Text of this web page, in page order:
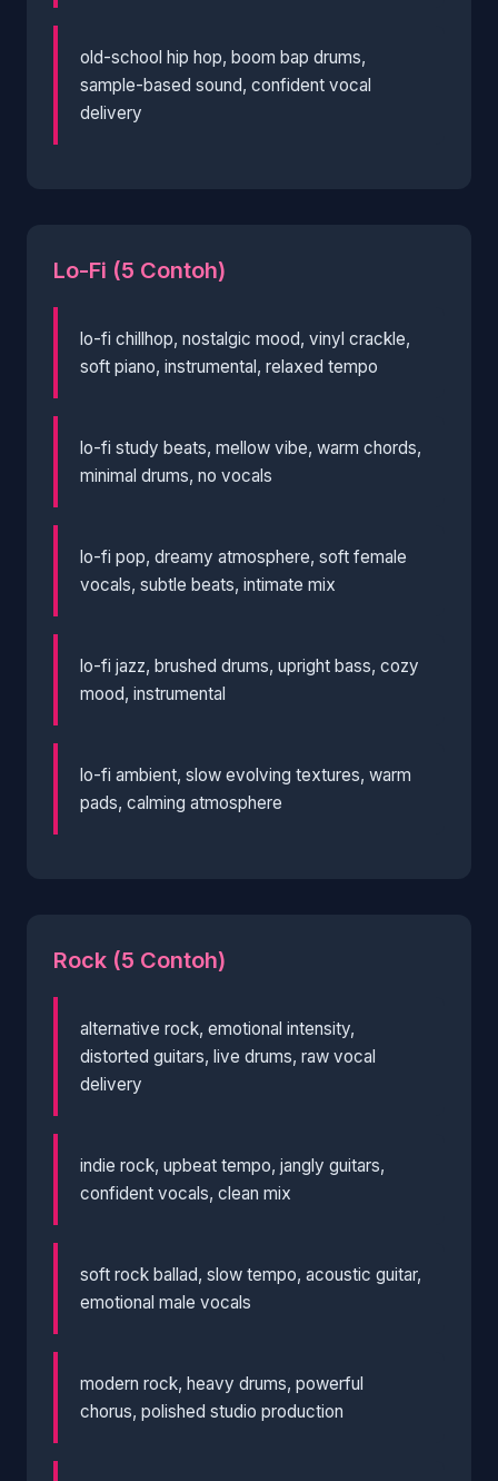
old-school hip hop, boom bap drums,
sample-based sound, confident vocal
delivery
Lo-Fi (5 Contoh)
lo-fi chillhop, nostalgic mood, vinyl crackle,
soft piano, instrumental, relaxed tempo
lo-fi study beats, mellow vibe, warm chords,
minimal drums, no vocals
lo-fi pop, dreamy atmosphere, soft female
vocals, subtle beats, intimate mix
lo-fi jazz, brushed drums, upright bass, cozy
mood, instrumental
lo-fi ambient, slow evolving textures, warm
pads, calming atmosphere
Rock (5 Contoh)
alternative rock, emotional intensity,
distorted guitars, live drums, raw vocal
delivery
indie rock, upbeat tempo, jangly guitars,
confident vocals, clean mix
soft rock ballad, slow tempo, acoustic guitar,
emotional male vocals
modern rock, heavy drums, powerful
chorus, polished studio production